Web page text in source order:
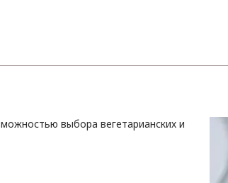
выбора вегетарианских и